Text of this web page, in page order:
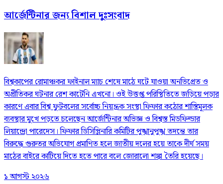
আর্জেন্টিনার জন্য বিশাল দুঃসংবাদ
বিশ্বকাপের রোমাঞ্চকর ফাইনাল ম্যাচ শেষে মাঠে ঘটে যাওয়া অনভিপ্রেত ও
অপ্রীতিকর ঘটনার রেশ কাটেনি এখনো। ওই উত্তপ্ত পরিস্থিতিতে জড়িয়ে পড়ার
কারণে এবার বিশ্ব ফুটবলের সর্বোচ্চ নিয়ন্ত্রক সংস্থা ফিফার কঠোর শাস্তিমূলক
ব্যবস্থার মুখে পড়তে চলেছেন আর্জেন্টিনার অভিজ্ঞ ও বিশ্বস্ত মিডফিল্ডার
লিয়ান্দ্রো পারেদেস। ফিফার ডিসিপ্লিনারি কমিটির পুঙ্খানুপুঙ্খ তদন্তে তার
বিরুদ্ধে গুরুতর অভিযোগ প্রমাণিত হলে জাতীয় দলের হয়ে তাকে দীর্ঘ সময়
মাঠের বাইরে কাটিয়ে দিতে হতে পারে বলে জোরালো শঙ্কা তৈরি হয়েছে।
১ আগস্ট ২০২৬